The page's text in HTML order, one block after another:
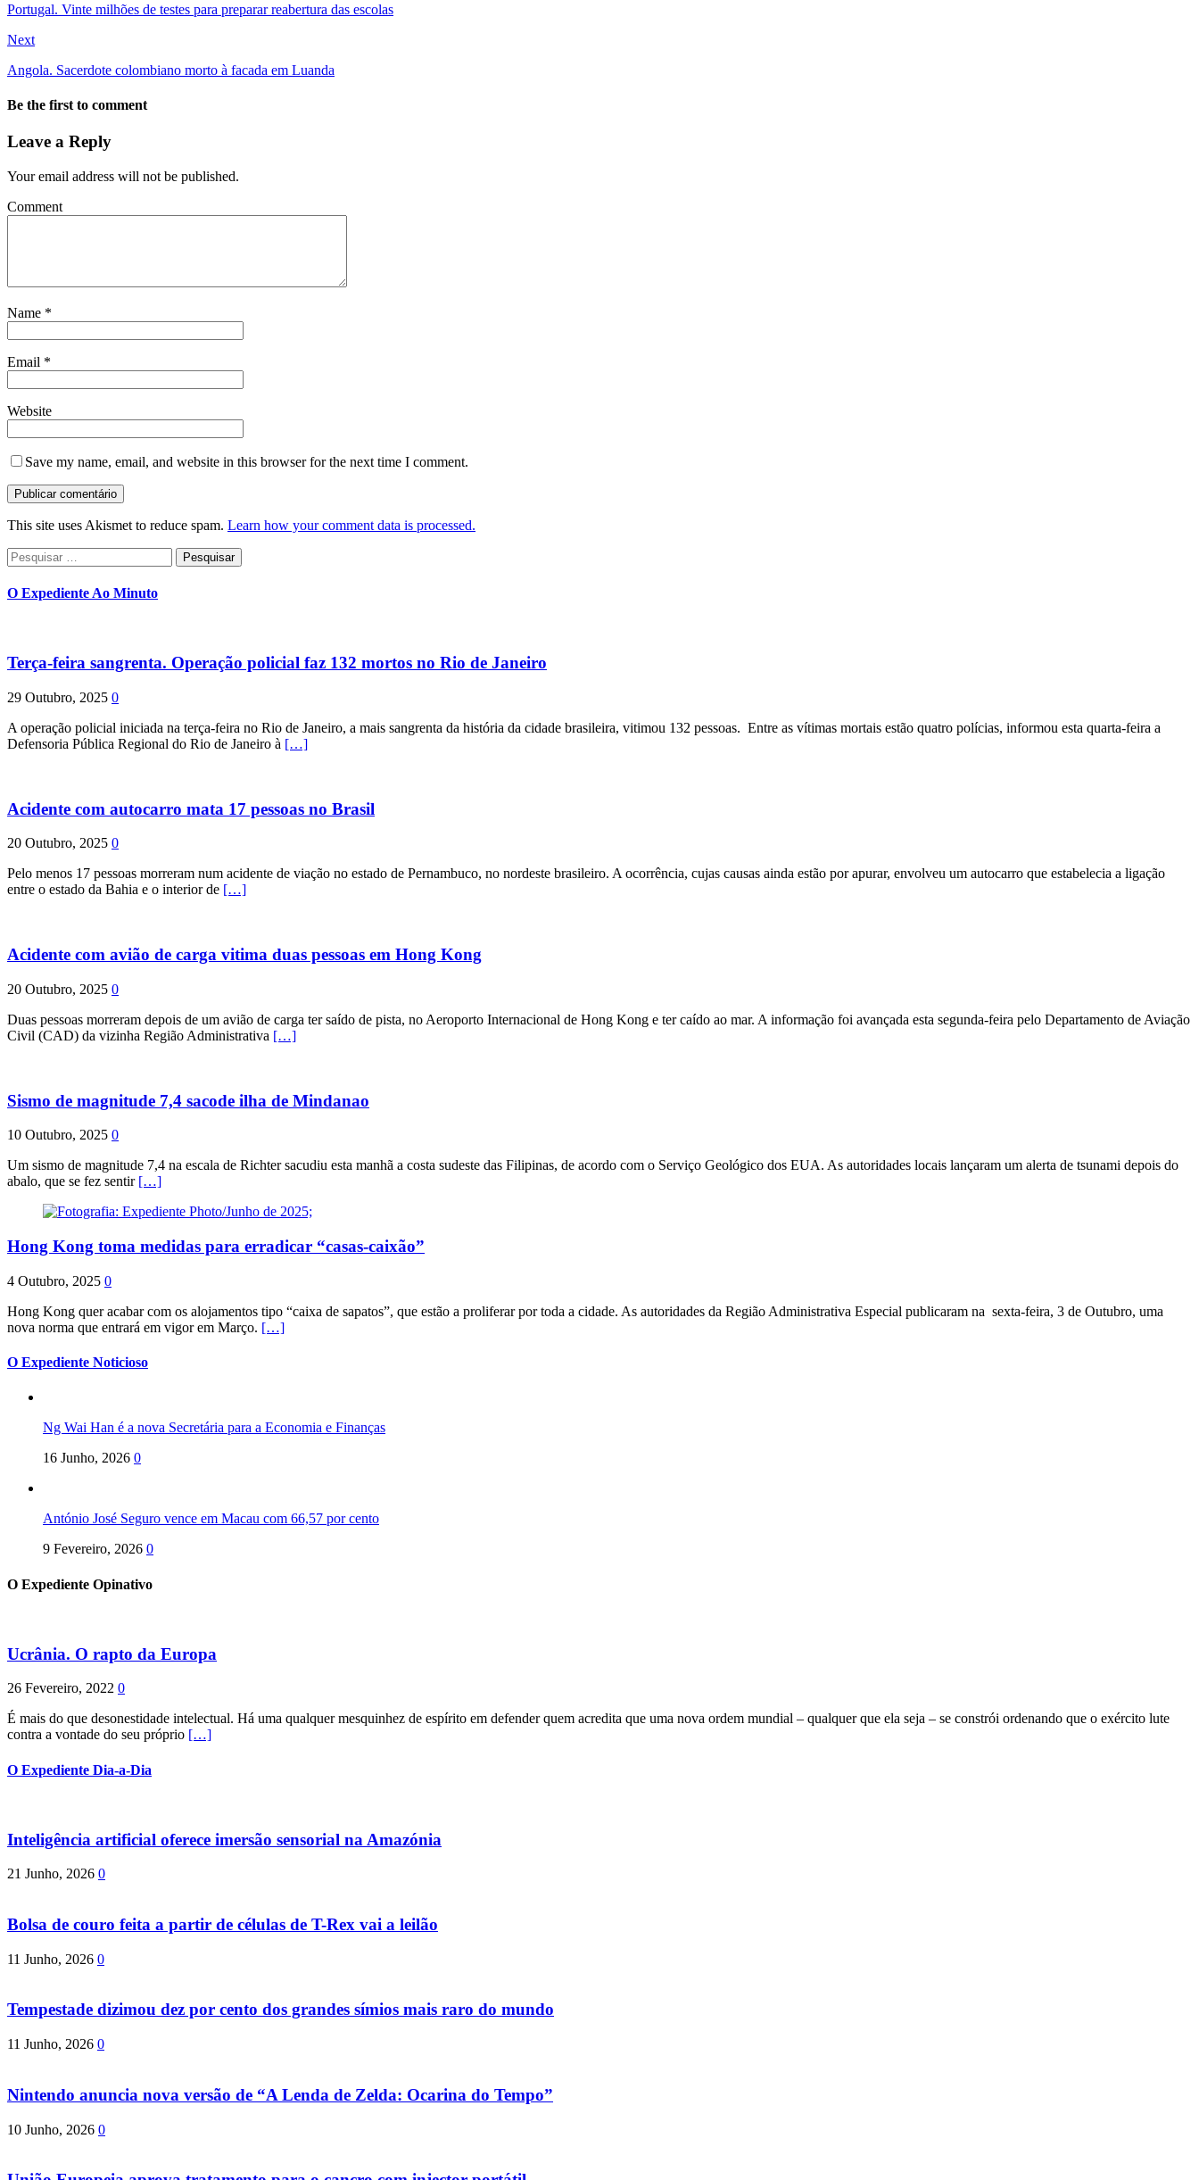
Portugal. Vinte milhões de testes para preparar reabertura das escolas
Next
Angola. Sacerdote colombiano morto à facada em Luanda
Be the first to comment
Leave a Reply
Your email address will not be published.
Comment
Name *
Email *
Website
Save my name, email, and website in this browser for the next time I comment.
This site uses Akismet to reduce spam. Learn how your comment data is processed.
Pesquisar
por:
O Expediente Ao Minuto
Terça-feira sangrenta. Operação policial faz 132 mortos no Rio de Janeiro
29 Outubro, 2025 0
A operação policial iniciada na terça-feira no Rio de Janeiro, a mais sangrenta da história da cidade brasileira, vitimou 132 pessoas. Entre as vítimas mortais estão quatro polícias, informou esta quarta-feira a
Defensoria Pública Regional do Rio de Janeiro à […]
Acidente com autocarro mata 17 pessoas no Brasil
20 Outubro, 2025 0
Pelo menos 17 pessoas morreram num acidente de viação no estado de Pernambuco, no nordeste brasileiro. A ocorrência, cujas causas ainda estão por apurar, envolveu um autocarro que estabelecia a ligação
entre o estado da Bahia e o interior de […]
Acidente com avião de carga vitima duas pessoas em Hong Kong
20 Outubro, 2025 0
Duas pessoas morreram depois de um avião de carga ter saído de pista, no Aeroporto Internacional de Hong Kong e ter caído ao mar. A informação foi avançada esta segunda-feira pelo Departamento de Aviação
Civil (CAD) da vizinha Região Administrativa […]
Sismo de magnitude 7,4 sacode ilha de Mindanao
10 Outubro, 2025 0
Um sismo de magnitude 7,4 na escala de Richter sacudiu esta manhã a costa sudeste das Filipinas, de acordo com o Serviço Geológico dos EUA. As autoridades locais lançaram um alerta de tsunami depois do
abalo, que se fez sentir […]
Hong Kong toma medidas para erradicar “casas-caixão”
4 Outubro, 2025 0
Hong Kong quer acabar com os alojamentos tipo “caixa de sapatos”, que estão a proliferar por toda a cidade. As autoridades da Região Administrativa Especial publicaram na sexta-feira, 3 de Outubro, uma
nova norma que entrará em vigor em Março. […]
O Expediente Noticioso
Ng Wai Han é a nova Secretária para a Economia e Finanças
16 Junho, 2026 0
António José Seguro vence em Macau com 66,57 por cento
9 Fevereiro, 2026 0
O Expediente Opinativo
Ucrânia. O rapto da Europa
26 Fevereiro, 2022 0
É mais do que desonestidade intelectual. Há uma qualquer mesquinhez de espírito em defender quem acredita que uma nova ordem mundial – qualquer que ela seja – se constrói ordenando que o exército lute
contra a vontade do seu próprio […]
O Expediente Dia-a-Dia
Inteligência artificial oferece imersão sensorial na Amazónia
21 Junho, 2026 0
Bolsa de couro feita a partir de células de T-Rex vai a leilão
11 Junho, 2026 0
Tempestade dizimou dez por cento dos grandes símios mais raro do mundo
11 Junho, 2026 0
Nintendo anuncia nova versão de “A Lenda de Zelda: Ocarina do Tempo”
10 Junho, 2026 0